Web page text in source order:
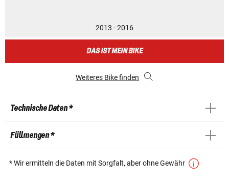
2013 - 2016
DAS IST MEIN BIKE
Weiteres Bike finden
Technische Daten *
Füllmengen *
* Wir ermitteln die Daten mit Sorgfalt, aber ohne Gewähr